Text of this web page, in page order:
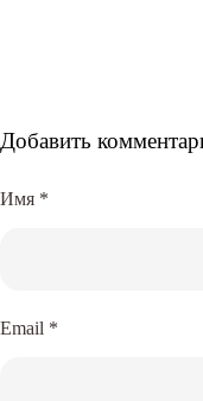
Добавить
Имя *
Email *